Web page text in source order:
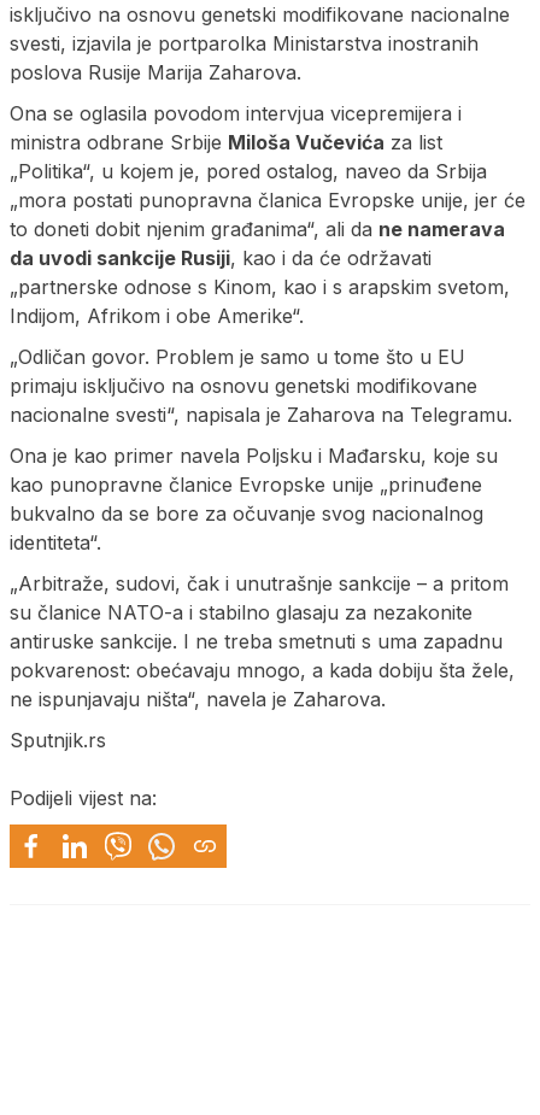
isključivo na osnovu genetski modifikovane nacionalne
svesti, izjavila je portparolka Ministarstva inostranih
poslova Rusije Marija Zaharova.
Ona se oglasila povodom intervjua vicepremijera i
ministra odbrane Srbije Miloša Vučevića za list
„Politika“, u kojem je, pored ostalog, naveo da Srbija
„mora postati punopravna članica Evropske unije, jer će
to doneti dobit njenim građanima“, ali da ne namerava
da uvodi sankcije Rusiji, kao i da će održavati
„partnerske odnose s Kinom, kao i s arapskim svetom,
Indijom, Afrikom i obe Amerike“.
„Odličan govor. Problem je samo u tome što u EU
primaju isključivo na osnovu genetski modifikovane
nacionalne svesti“, napisala je Zaharova na Telegramu.
Ona je kao primer navela Poljsku i Mađarsku, koje su
kao punopravne članice Evropske unije „prinuđene
bukvalno da se bore za očuvanje svog nacionalnog
identiteta“.
„Arbitraže, sudovi, čak i unutrašnje sankcije – a pritom
su članice NATO-a i stabilno glasaju za nezakonite
antiruske sankcije. I ne treba smetnuti s uma zapadnu
pokvarenost: obećavaju mnogo, a kada dobiju šta žele,
ne ispunjavaju ništa“, navela je Zaharova.
Sputnjik.rs
Podijeli vijest na: